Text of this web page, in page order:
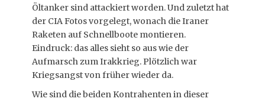
Öltanker sind attackiert worden. Und zuletzt hat
der CIA Fotos vorgelegt, wonach die Iraner
Raketen auf Schnellboote montieren.
Eindruck: das alles sieht so aus wie der
Aufmarsch zum Irakkrieg. Plötzlich war
Kriegsangst von früher wieder da.
Wie sind die beiden Kontrahenten in dieser